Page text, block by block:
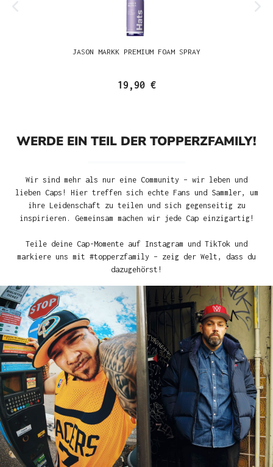
JASON MARKK PREMIUM FOAM SPRAY
19,90 €
WERDE EIN TEIL DER TOPPERZFAMILY!
Wir sind mehr als nur eine Community – wir leben und
lieben Caps! Hier treffen sich echte Fans und Sammler, um
ihre Leidenschaft zu teilen und sich gegenseitig zu
inspirieren. Gemeinsam machen wir jede Cap einzigartig!
Teile deine Cap-Momente auf Instagram und TikTok und
markiere uns mit #topperzfamily – zeig der Welt, dass du
dazugehörst!